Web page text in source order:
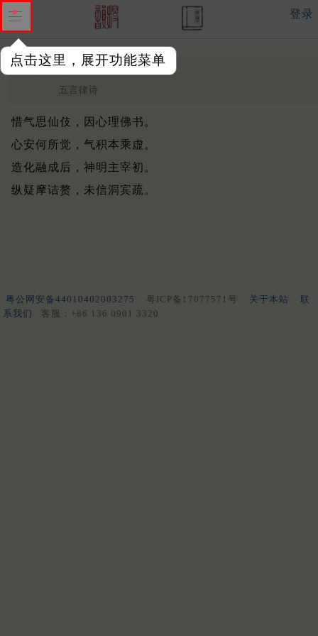
点击这里，展开功能菜单
登录
偶成 其二 南宋 · 韩淲
五言律诗
惜气思仙伎，因心理佛书。
心安何所觉，气积本乘虚。
造化融成后，神明主宰初。
纵疑摩诘赘，未信洞宾疏。
粤公网安备44010402003275 粤ICP备17077571号 关于本站
联
系我们
客服：+86 136 0901 3320